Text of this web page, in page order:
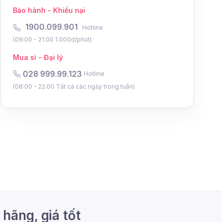
Bảo hành - Khiếu nại
1900.099.901
Hotline
(09:00 - 21:00 1.000d/phút)
Mua sỉ - Đại lý
028 999.99.123 Hotline
(08:00 - 22:00 Tất cả các ngày trong tuần)
giá tốt